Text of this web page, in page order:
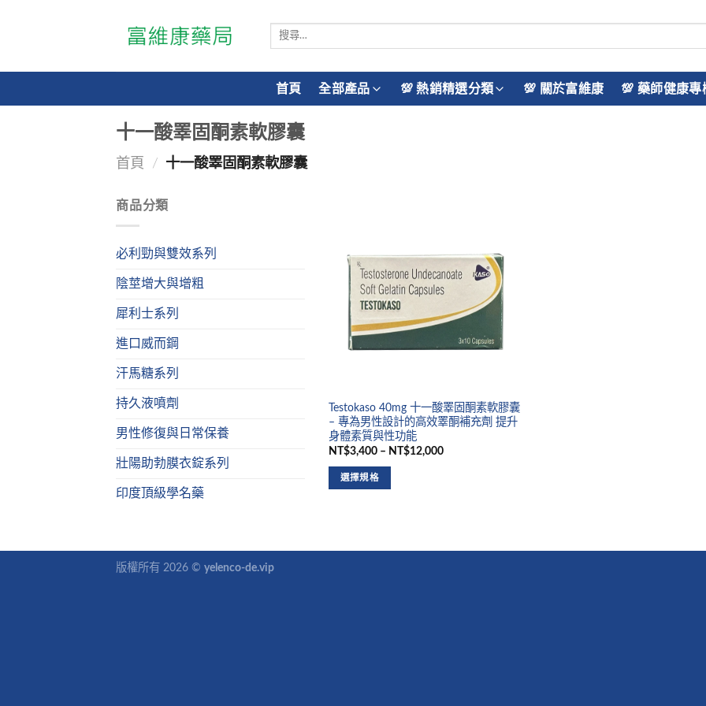
搜
鍵
字:
首頁 全部產品 💯 熱銷精選分類 💯 關於富維康 💯 藥師健康專
十一酸睪固酮素軟膠囊
首頁 / 十一酸睪固酮素軟膠囊
商品分類
必利勁與雙效系列
陰莖增大與增粗
犀利士系列
進口威而鋼
汗馬糖系列
持久液噴劑
男性修復與日常保養
壯陽助勃膜衣錠系列
印度頂級學名藥
Testokaso 40mg 十一酸睪固酮素軟膠囊
– 專為男性設計的高效睪酮補充劑 提升
身體素質與性功能
NT$3,400 – NT$12,000
選擇規格
版權所有 2026 © yelenco-de.vip